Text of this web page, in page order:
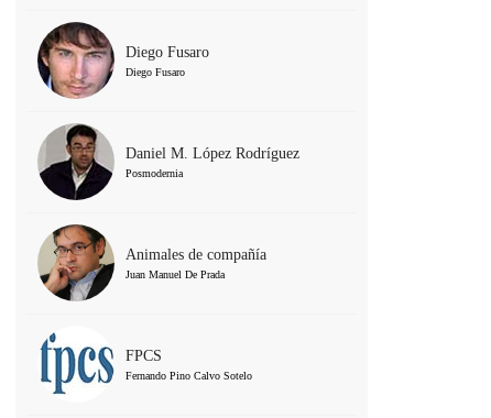
Diego Fusaro
Diego Fusaro
Daniel M. López Rodríguez
Posmodernia
Animales de compañía
Juan Manuel De Prada
FPCS
Fernando Pino Calvo Sotelo